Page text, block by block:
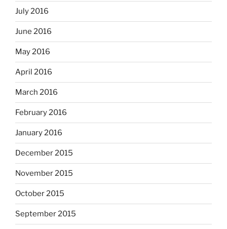
July 2016
June 2016
May 2016
April 2016
March 2016
February 2016
January 2016
December 2015
November 2015
October 2015
September 2015